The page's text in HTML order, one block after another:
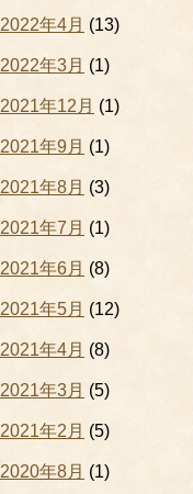
2022年4月 (13)
2022年3月 (1)
2021年12月 (1)
2021年9月 (1)
2021年8月 (3)
2021年7月 (1)
2021年6月 (8)
2021年5月 (12)
2021年4月 (8)
2021年3月 (5)
2021年2月 (5)
2020年8月 (1)